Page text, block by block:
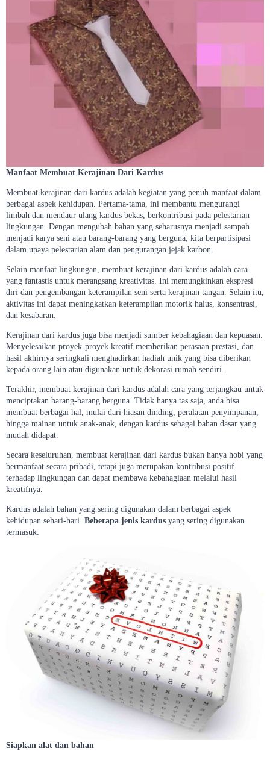
Manfaat Membuat Kerajinan Dari Kardus
Membuat kerajinan dari kardus adalah kegiatan yang penuh manfaat dalam
berbagai aspek kehidupan. Pertama-tama, ini membantu mengurangi
limbah dan mendaur ulang kardus bekas, berkontribusi pada pelestarian
lingkungan. Dengan mengubah bahan yang seharusnya menjadi sampah
menjadi karya seni atau barang-barang yang berguna, kita berpartisipasi
dalam upaya pelestarian alam dan pengurangan jejak karbon.
Selain manfaat lingkungan, membuat kerajinan dari kardus adalah cara
yang fantastis untuk merangsang kreativitas. Ini memungkinkan ekspresi
diri dan pengembangan keterampilan seni serta kerajinan tangan. Selain itu,
aktivitas ini dapat meningkatkan keterampilan motorik halus, konsentrasi,
dan kesabaran.
Kerajinan dari kardus juga bisa menjadi sumber kebahagiaan dan kepuasan.
Menyelesaikan proyek-proyek kreatif memberikan perasaan prestasi, dan
hasil akhirnya seringkali menghadirkan hadiah unik yang bisa diberikan
kepada orang lain atau digunakan untuk dekorasi rumah sendiri.
Terakhir, membuat kerajinan dari kardus adalah cara yang terjangkau untuk
menciptakan barang-barang berguna. Tidak hanya tas saja, anda bisa
membuat berbagai hal, mulai dari hiasan dinding, peralatan penyimpanan,
hingga mainan untuk anak-anak, dengan kardus sebagai bahan dasar yang
mudah didapat.
Secara keseluruhan, membuat kerajinan dari kardus bukan hanya hobi yang
bermanfaat secara pribadi, tetapi juga merupakan kontribusi positif
terhadap lingkungan dan dapat membawa kebahagiaan melalui hasil
kreatifnya.
Kardus adalah bahan yang sering digunakan dalam berbagai aspek
kehidupan sehari-hari. Beberapa jenis kardus yang sering digunakan
termasuk:
Siapkan alat dan bahan